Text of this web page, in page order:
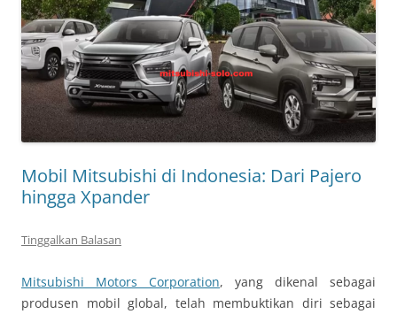
Mobil Mitsubishi di Indonesia: Dari Pajero
hingga Xpander
Tinggalkan Balasan
Mitsubishi Motors Corporation, yang dikenal sebagai
produsen mobil global, telah membuktikan diri sebagai